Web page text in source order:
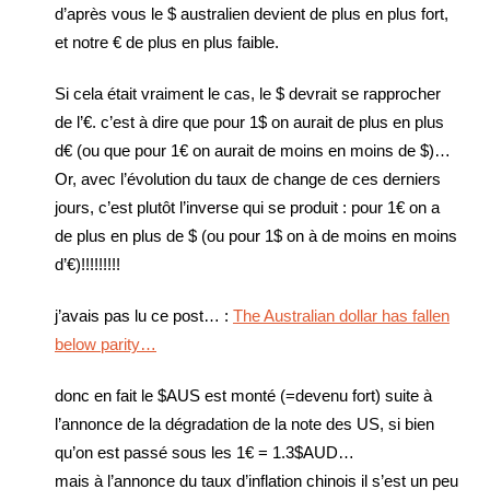
d’après vous le $ australien devient de plus en plus fort,
et notre € de plus en plus faible.
Si cela était vraiment le cas, le $ devrait se rapprocher
de l’€. c’est à dire que pour 1$ on aurait de plus en plus
d€ (ou que pour 1€ on aurait de moins en moins de $)…
Or, avec l’évolution du taux de change de ces derniers
jours, c’est plutôt l’inverse qui se produit : pour 1€ on a
de plus en plus de $ (ou pour 1$ on à de moins en moins
d’€)!!!!!!!!!
j’avais pas lu ce post… : The Australian dollar has fallen
below parity…
donc en fait le $AUS est monté (=devenu fort) suite à
l’annonce de la dégradation de la note des US, si bien
qu’on est passé sous les 1€ = 1.3$AUD…
mais à l’annonce du taux d’inflation chinois il s’est un peu